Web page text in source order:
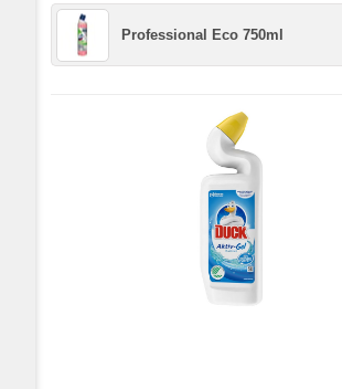
Professional Eco 750ml